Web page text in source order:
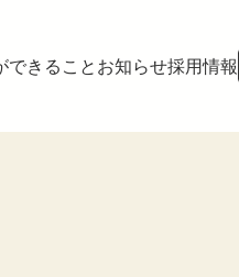
できること お知らせ採用情報